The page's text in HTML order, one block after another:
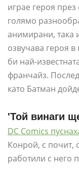
играе героя
голямо
анимирани, така
озвучава героя
би най-
франчайз.
като Батман
'Той винаги
DC Comics
Конрой, с почит,
работили с него